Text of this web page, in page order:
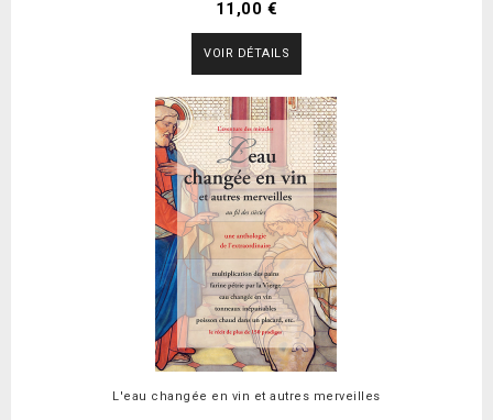
11,00 €
VOIR DÉTAILS
L'eau changée en vin et autres merveilles